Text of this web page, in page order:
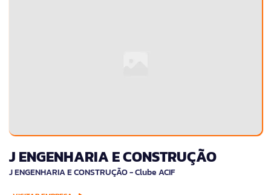
J ENGENHARIA E CONSTRUÇÃO
J ENGENHARIA E CONSTRUÇÃO - Clube ACIF